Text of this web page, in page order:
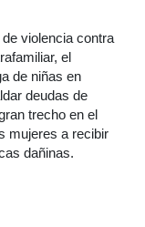
violencia contra
el
de niñas en
deudas de
trecho en el
mujeres a recibir
dañinas.